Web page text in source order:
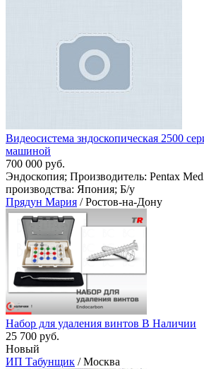
Видеосистема зндоскопическая 2500
машиной
700 000 руб.
Эндоскопия; Производитель: Pentax
производства: Япония; Б/у
Прядун Мария / Ростов-на-Дону
Набор для удаления винтов В Наличии
25 700 руб.
Новый
ИП Табунщик / Москва